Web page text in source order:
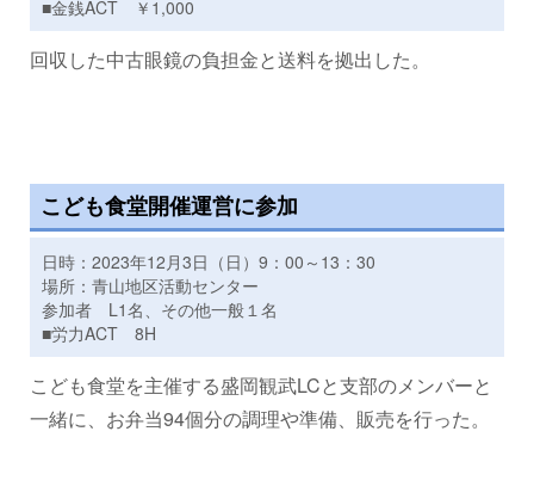
■金銭ACT ￥1,000
回収した中古眼鏡の負担金と送料を拠出した。
こども食堂開催運営に参加
日時：2023年12月3日（日）9：00～13：30
場所：青山地区活動センター
参加者 L1名、その他一般１名
■労力ACT 8H
こども食堂を主催する盛岡観武LCと支部のメンバーと
一緒に、お弁当94個分の調理や準備、販売を行った。